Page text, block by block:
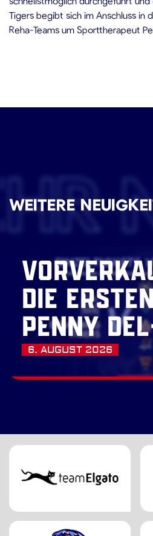
Tigers begibt sich im Anschluss in
Reha-Teams um Sporttherapeut
WEITERE
DIE
PENNY
HEIMSPIELE
GESTARTET
6. AUGUST 2026